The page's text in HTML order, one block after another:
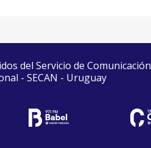
del Servicio de Comunicación
- SECAN - Uruguay